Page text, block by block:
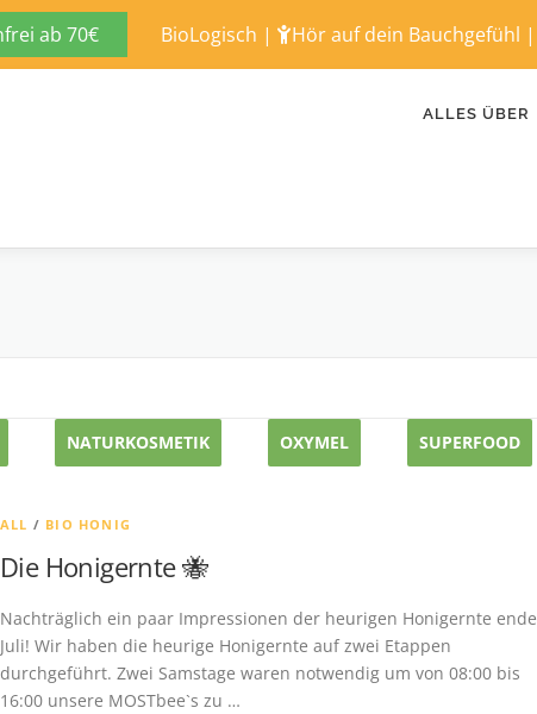
ab 70€ BioLogisch | Hör auf dein Bauchgefühl |
ALLES ÜBER
NATURKOSMETIK OXYMEL SUPERFOOD
ALL / BIO HONIG
Die Honigernte 🐝
Nachträglich ein paar Impressionen der heurigen Honigernte ende
Juli! Wir haben die heurige Honigernte auf zwei Etappen
durchgeführt. Zwei Samstage waren notwendig um von 08:00 bis
16:00 unsere MOSTbee`s zu …